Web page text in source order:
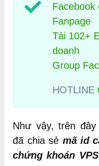
Facebook
Fanpage
Tải 102+
doanh
Group
HOTLINE
Như vậy, trên đây
đã chia sẻ mã id
chứng khoán